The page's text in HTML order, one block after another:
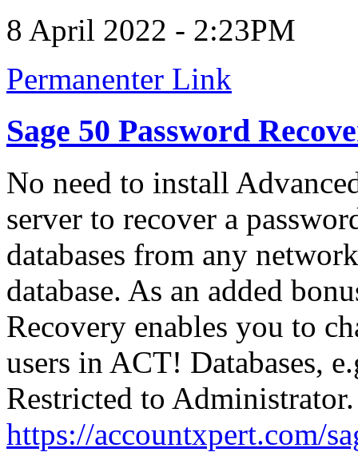
8 April 2022 - 2:23PM
Permanenter Link
Sage 50 Password
No need to install
server to recover a
databases from any
database. As an added
Recovery enables you to
users in ACT! Databases,
Restricted to Administrator.
https://accountxpert.com/